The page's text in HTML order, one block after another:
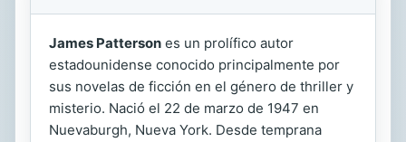
James Patterson es un prolífico autor
estadounidense conocido principalmente por
sus novelas de ficción en el género de thriller y
misterio. Nació el 22 de marzo de 1947 en
Nuevaburgh, Nueva York. Desde temprana